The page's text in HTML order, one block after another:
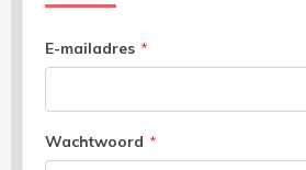
E-mailadres *
Wachtwoord *